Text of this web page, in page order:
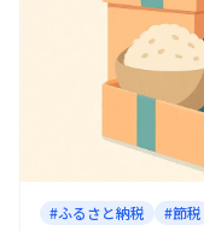
#ふるさと納税 #節税